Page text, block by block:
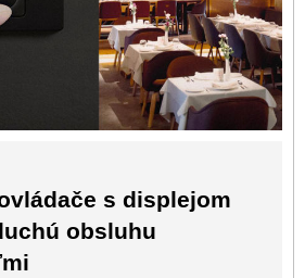
s displejom
obsluhu